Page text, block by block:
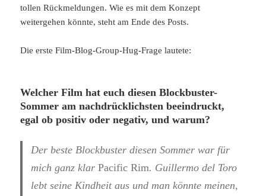
tollen Rückmeldungen. Wie es mit dem Konzept
weitergehen könnte, steht am Ende des Posts.
Die erste Film-Blog-Group-Hug-Frage lautete:
Welcher Film hat euch diesen Blockbuster-
Sommer am nachdrücklichsten beeindruckt,
egal ob positiv oder negativ, und warum?
Der beste Blockbuster diesen Sommer war für
mich ganz klarPacific Rim. Guillermo del Toro
lebt seine Kindheit aus und man könnte meinen,